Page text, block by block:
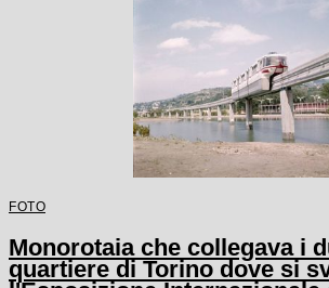
FOTO
Monorotaia che collegava i
quartiere di Torino dove si